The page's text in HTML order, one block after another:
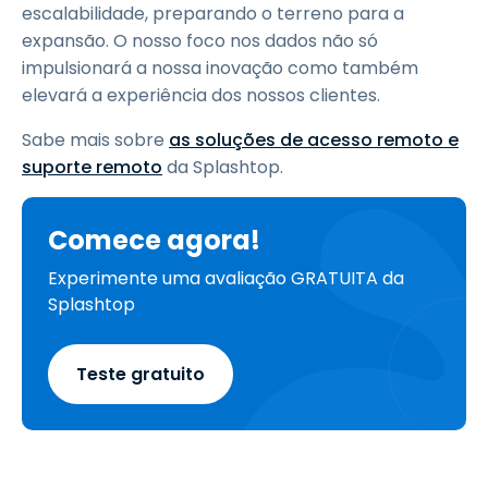
escalabilidade, preparando o terreno para a
expansão. O nosso foco nos dados não só
impulsionará a nossa inovação como também
elevará a experiência dos nossos clientes.
Sabe mais sobre as soluções de acesso remoto e
suporte remoto da Splashtop.
Comece agora!
Experimente uma avaliação GRATUITA da
Splashtop
Teste gratuito